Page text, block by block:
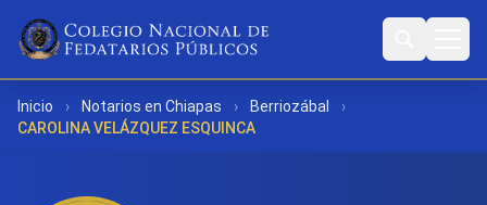
Inicio › Notarios en Chiapas › Berriozábal
›
CAROLINA VELÁZQUEZ ESQUINCA